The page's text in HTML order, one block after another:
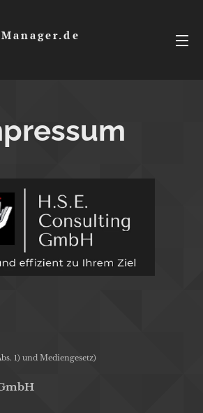
1) und Mediengesetz)